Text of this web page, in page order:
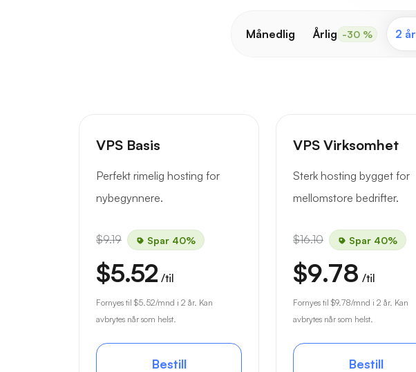
Månedlig Årlig -30 % 2 år
VPS Basis
Perfekt rimelig hosting for
nybegynnere.
$9.19 Spar 40%
$5.52 /til
Fornyes til $5.52/mnd i 2 år. Kan
avbrytes når som helst.
Bestill
VPS Virksomhet
Sterk hosting bygget for
mellomstore bedrifter.
$16.10 Spar 40%
$9.78 /til
Fornyes til $9.78/mnd i 2 år. Kan
avbrytes når som helst.
Bestill